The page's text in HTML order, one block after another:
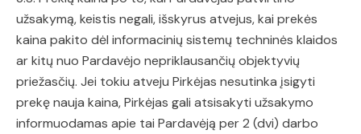
užsakymą, keistis negali, išskyrus atvejus, kai prekės
kaina pakito dėl informacinių sistemų techninės klaidos
ar kitų nuo Pardavėjo nepriklausančių objektyvių
priežasčių. Jei tokiu atveju Pirkėjas nesutinka įsigyti
prekę nauja kaina, Pirkėjas gali atsisakyti užsakymo
informuodamas apie tai Pardavėją per 2 (dvi) darbo